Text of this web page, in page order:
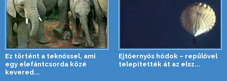
Ez történt a teknőssel, ami
egy elefántcsorda közé
kevered...
Ejtőernyős hódok – repülővel
telepítették át az elsz...